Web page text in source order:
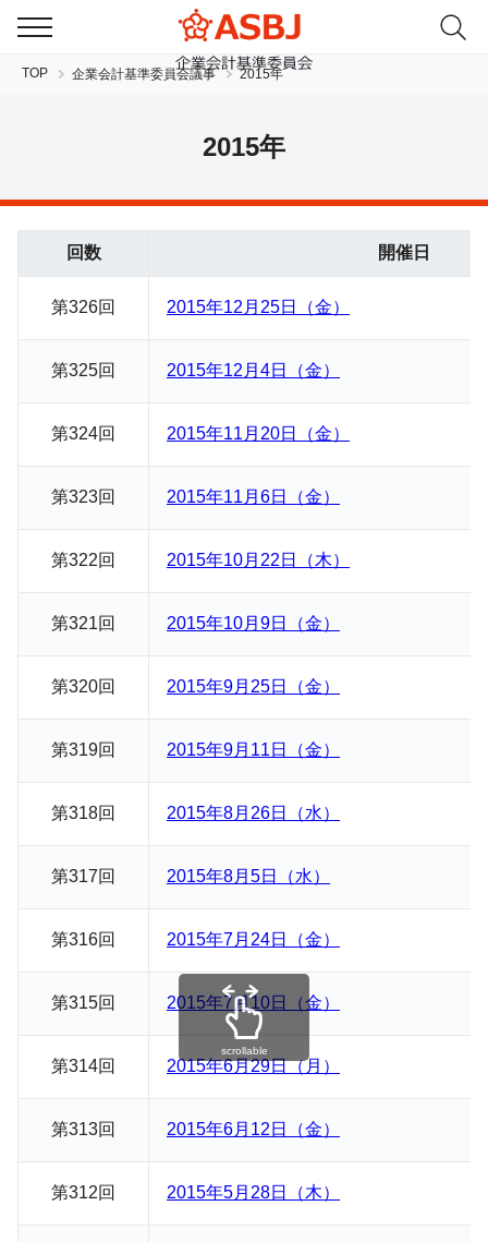
JPEN
TOP 企業会計基準委員会議事 2015年
2015年
回数 開催日
第326回 2015年12月25日（金）
第325回 2015年12月4日（金）
第324回 2015年11月20日（金）
第323回 2015年11月6日（金）
第322回 2015年10月22日（木）
第321回 2015年10月9日（金）
第320回 2015年9月25日（金）
第319回 2015年9月11日（金）
第318回 2015年8月26日（水）
第317回 2015年8月5日（水）
第316回 2015年7月24日（金）
第315回 2015年7月10日（金）
第314回 2015年6月29日（月）
第313回 2015年6月12日（金）
第312回 2015年5月28日（木）
scrollable